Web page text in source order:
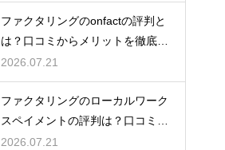
ファクタリングのonfactの評判と
は？口コミからメリットを徹底解
説
2026.07.21
ファクタリングのローカルワーク
スペイメントの評判は？口コミで
実態を解説
2026.07.21